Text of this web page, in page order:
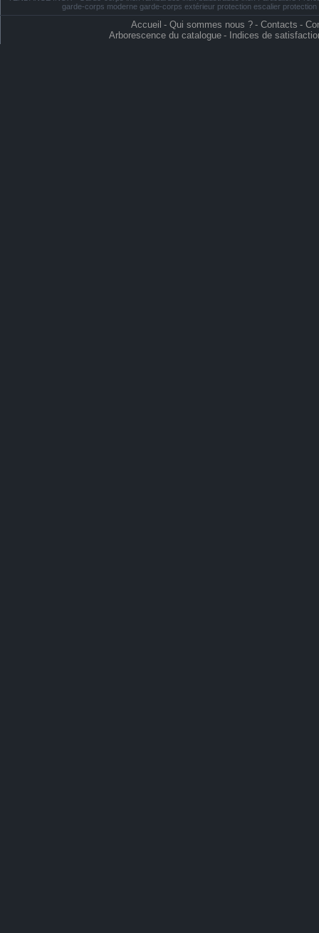
garde-corps moderne garde-corps extérieur protection escalier
Accueil - Qui sommes nous ? - Contacts -
Arborescence du catalogue - Indices de